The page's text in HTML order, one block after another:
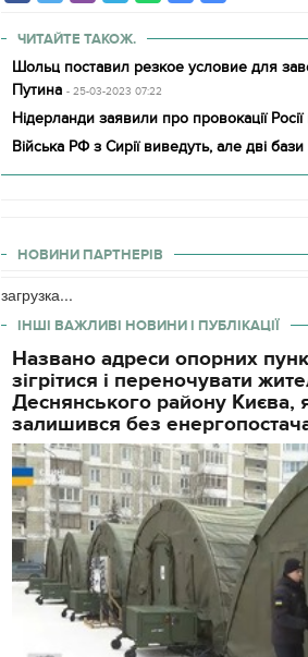
ЧИТАЙТЕ ТАКОЖ.
Шольц поставил резкое условие для
Путина - 25-03-2023 07:22
Нідерланди заявили про провокації
Війська РФ з Сирії виведуть, але дві
НОВИНИ ПАРТНЕРІВ
загрузка...
ІНШІ ВАЖЛИВІ НОВИНИ І ПУБЛІКАЦІЇ
Названо адреси опорних
зігрітися і переночувати
Деснянського району Києва,
залишився без